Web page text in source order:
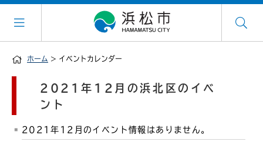
ホーム > イベントカレンダー
2021年12月の浜北区のイベ
ント
2021年12月のイベント情報はありません。